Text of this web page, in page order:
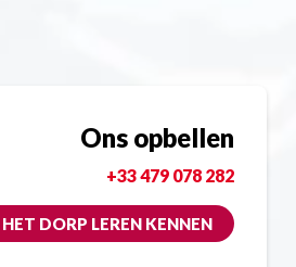
Ons opbellen
+33 479 078 282
HET DORP LEREN KENNEN